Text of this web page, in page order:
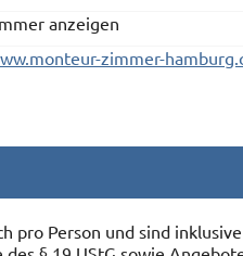
anzeigen
zimmer-
pro Person und sind